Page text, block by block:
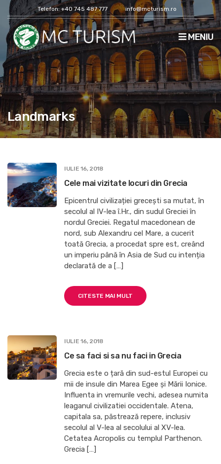
Telefon: +40 745 487 777 info@mcturism.ro
MENIU
Landmarks
IULIE 16, 2018
Cele mai vizitate locuri din Grecia
Epicentrul civilizației grecești sa mutat, în
secolul al IV-lea î.Hr., din sudul Greciei în
nordul Greciei. Regatul macedonean de
nord, sub Alexandru cel Mare, a cucerit
toată Grecia, a procedat spre est, creând
un imperiu până în Asia de Sud cu intenția
declarată de a […]
CITESTE MAI MULT
IULIE 16, 2018
Ce sa faci si sa nu faci in Grecia
Grecia este o țară din sud-estul Europei cu
mii de insule din Marea Egee și Mării Ionice.
Influenta in vremurile vechi, adesea numita
leaganul civilizatiei occidentale. Atena,
capitala sa, păstrează repere, inclusiv
secolul al V-lea al secolului al XV-lea.
Cetatea Acropolis cu templul Parthenon.
Grecia […]